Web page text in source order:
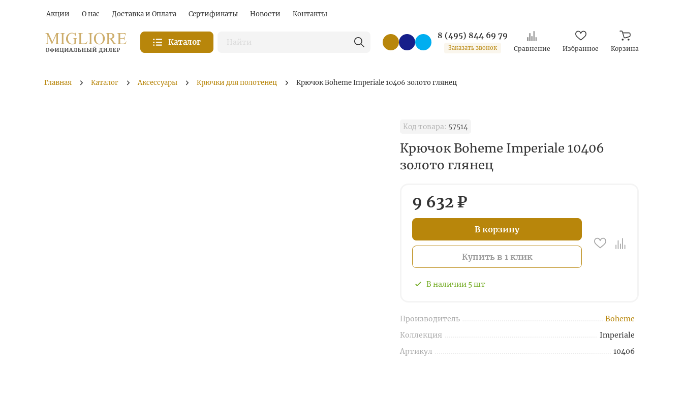
Акции О нас Доставка и Оплата Сертификаты Новости Контакты
Каталог
8 (495) 844 69 79
Заказать звонок Сравнение Избранное Корзина
Главная Каталог Аксессуары Крючки для полотенец Крючок Boheme Imperiale 10406 золото глянец
Код товара: 57514
Крючок Boheme Imperiale 10406
золото глянец
9 632 ₽
В корзину
Купить в 1 клик
В наличии 5шт
Производитель
Boheme
Коллекция
Imperiale
Артикул
10406